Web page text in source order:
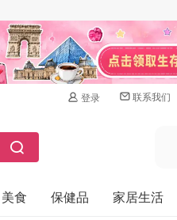
登录 联系我们
美食 保健品 家居生活